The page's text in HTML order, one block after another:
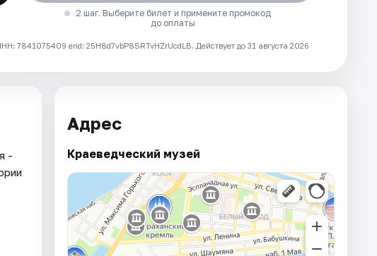
2 шаг. Выберите билет и примените промокод
до оплаты
erid: 25H8d7vbP8SRTvHZrUcdLB. Действует до 31 августа 2026
-
Адрес
Краеведческий музей